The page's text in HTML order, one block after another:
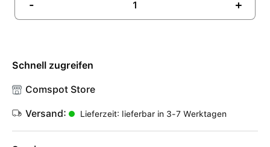
- +
Schnell zugreifen
Comspot Store
Versand: Lieferzeit: lieferbar in 3-7 Werktagen